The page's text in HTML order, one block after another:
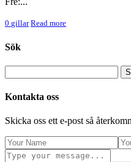
0 gillar Read more
Sök
Kontakta oss
Skicka oss ett e-post så